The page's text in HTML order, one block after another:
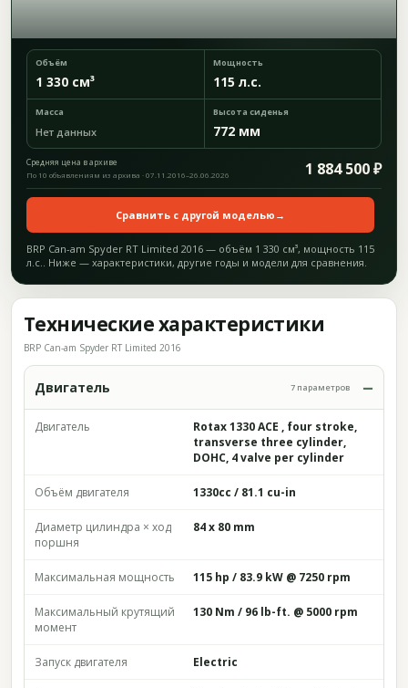
Объём
1 330 см³
Мощность
115 л.с.
Масса
Нет данных
Высота сиденья
772 мм
Средняя цена в архиве 1 884 500 ₽
По 10 объявлениям из архива · 07.11.2016–26.06.2026
Сравнить с другой моделью →
BRP Can-am Spyder RT Limited 2016 — объём 1 330 см³, мощность 115
л.с.. Ниже — характеристики, другие годы и модели для сравнения.
Технические характеристики
BRP Can-am Spyder RT Limited 2016
Двигатель 7 параметров
Двигатель
Rotax 1330 ACE , four stroke,
transverse three cylinder,
DOHC, 4 valve per cylinder
Объём двигателя 1330cc / 81.1 cu-in
Диаметр цилиндра × ход
поршня
84 x 80 mm
Максимальная мощность 115 hp / 83.9 kW @ 7250 rpm
Максимальный крутящий
момент
130 Nm / 96 lb-ft. @ 5000 rpm
Запуск двигателя Electric